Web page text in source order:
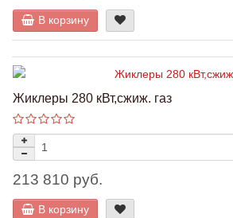
В корзину
Жиклеры 280 кВт,сжиж. газ
213 810 руб.
В корзину